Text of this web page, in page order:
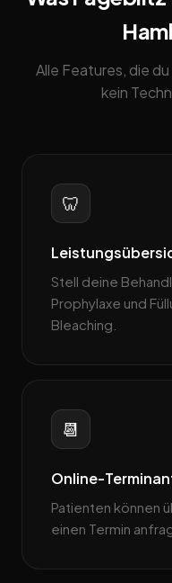
Alle Features, die
kein
🦷
Stell deine
Prophylaxe und
Bleaching.
📆
Online-
Patienten können
einen Termin